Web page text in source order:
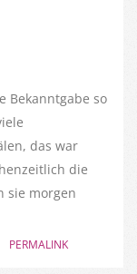
Bekanntgabe so
das war
die
sie morgen
PERMALINK